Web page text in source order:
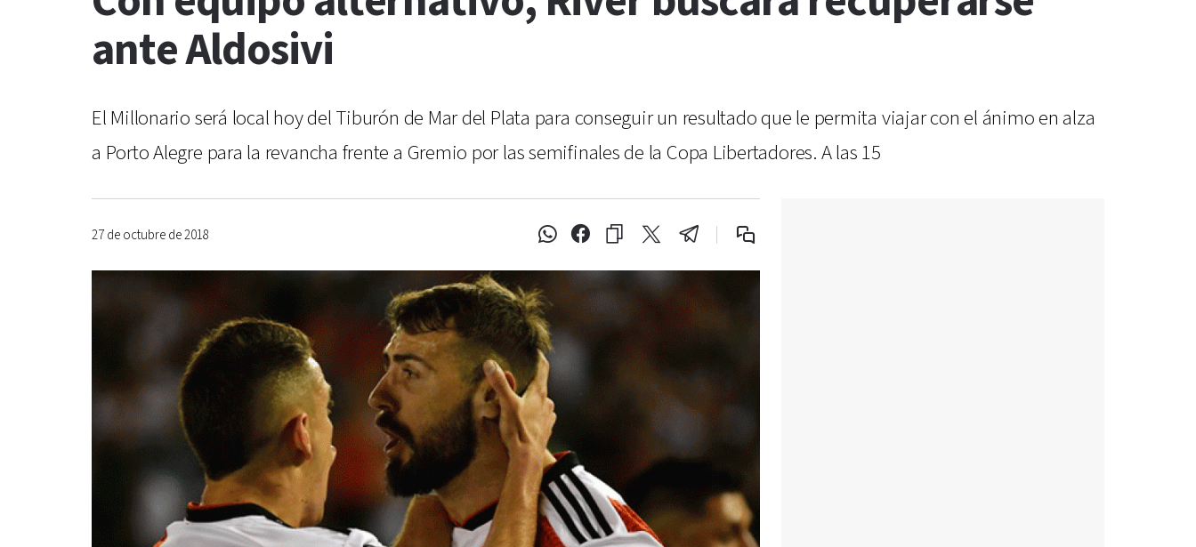
ante Aldosivi
El Millonario será local hoy del Tiburón de Mar del Plata para conseguir un resultado que le permita viajar con el ánimo en alza
a Porto Alegre para la revancha frente a Gremio por las semifinales de la Copa Libertadores. A las 15
27 de octubre de 2018